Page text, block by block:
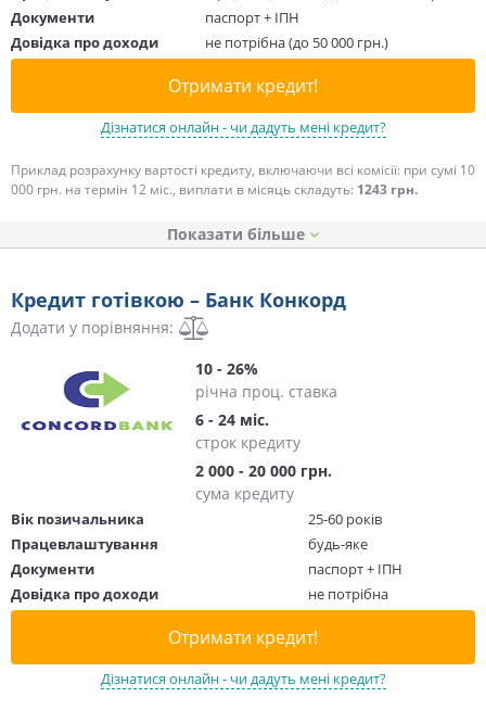
Документи
паспорт + ІПН
Довідка про доходи
не потрібна (до 50 000 грн.)
Отримати кредит!
Дізнатися онлайн - чи дадуть мені кредит?
Приклад розрахунку вартості кредиту, включаючи всі комісії: при сумі 10
000 грн. на термін 12 міс., виплати в місяць складуть: 1243 грн.
Показати
Кредит готівкою – Банк Конкорд
Додати у порівняння:
10 - 26%
річна проц. ставка
6 - 24 міс.
строк кредиту
2 000 - 20 000 грн.
сума кредиту
Вік позичальника
25-60 років
Працевлаштування
будь-яке
Документи
паспорт + ІПН
Довідка про доходи
не потрібна
Отримати кредит!
Дізнатися онлайн - чи дадуть мені кредит?